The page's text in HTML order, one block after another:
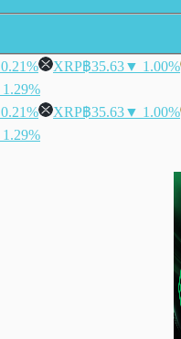
XRP฿35.63▼ 1.00%
XRP฿35.63▼ 1.00%